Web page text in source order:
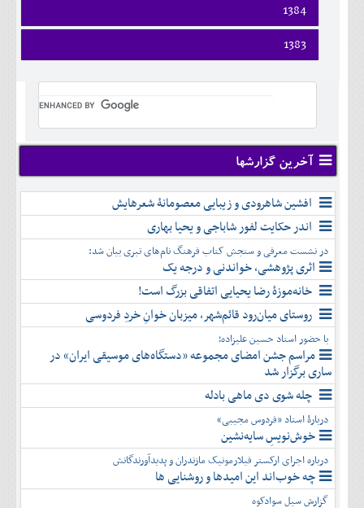
بهمن
اسفند
آذر
دی
بهمن
مهر
آبان
آذر
دی
بهمن
مرداد
شهريور
مهر
آبان
آذر
خرداد
تير
مرداد
شهريور
مهر
دی
بهمن
اسفند
فروردين
ارديبهشت
خرداد
تير
مرداد
آبان
آذر
دی
بهمن
اسفند
1384
فروردين
ارديبهشت
خرداد
شهريور
مهر
آبان
آذر
دی
بهمن
اسفند
1383
فروردين
تير
مرداد
شهريور
مهر
آبان
آذر
دی
بهمن
اسفند
آخرین گزارشها
افشین شاهرودی و زیبایی معصومانۀ شعرهایش
اندر حکایت لفور شاباجی و یحیا بهاری
در نشست معرفی و سنجش کتاب فرهنگ نام‌های تبری بیان شد:
اثری پژوهشی، خواندنی و درجه یک
خانه‌موزۀ رضا یحیایی اتفاقی بزرگ است!
روستای میان‌رود قائم‌شهر، میزبان خوانِ خردِ فردوسی
با حضور استاد حسین علیزاده؛
مراسم جشن امضای مجموعه «دستگاه‌های موسیقی ایران» در
ساری برگزار شد
چله شوی دی ماهی بادله
دربارۀ استاد «فردوس مجیبی»
خوش‌نویسِ سایه‌نشین
درباره اجرای ارکستر فیلارمونیک مازندران و پدیدآورندگانش
چه خوب‌اند این امیدها و روشنایی ها
گزارشِ سیل سوادکوه